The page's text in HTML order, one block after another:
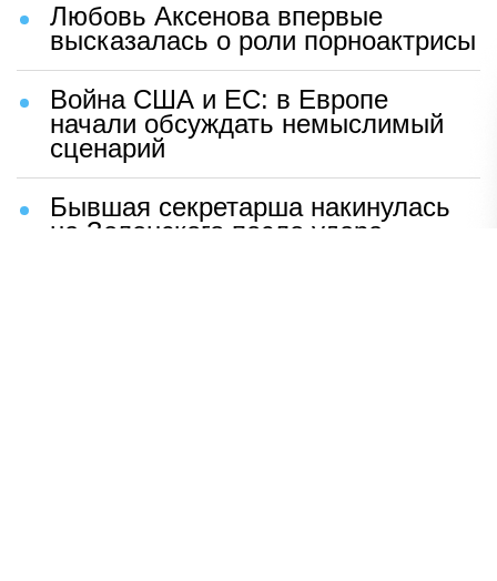
Любовь Аксенова впервые
высказалась о роли порноактрисы
Война США и ЕС: в Европе
начали обсуждать немыслимый
сценарий
Бывшая секретарша накинулась
на Зеленского после удара